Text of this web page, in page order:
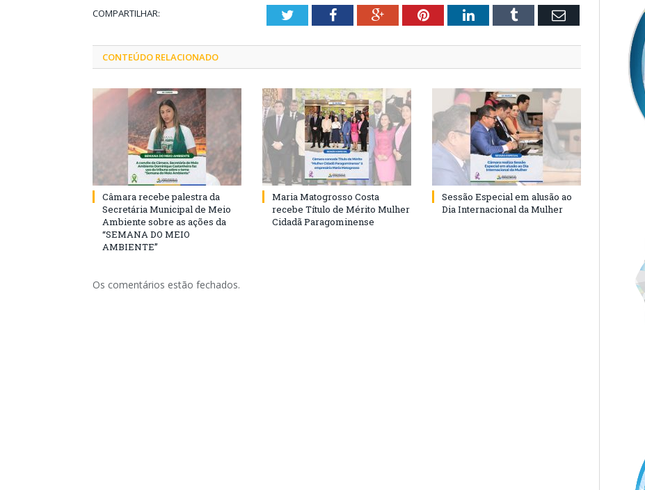
COMPARTILHAR: TwitterFacebookGoogle+PinterestLinkedInTumblr Email
CONTEÚDO RELACIONADO
Câmara recebe palestra da
Secretária Municipal de Meio
Ambiente sobre as ações da
“SEMANA DO MEIO
AMBIENTE”
Maria Matogrosso Costa
recebe Título de Mérito Mulher
Cidadã Paragominense
Sessão Especial em alusão ao
Dia Internacional da Mulher
Os comentários estão fechados.